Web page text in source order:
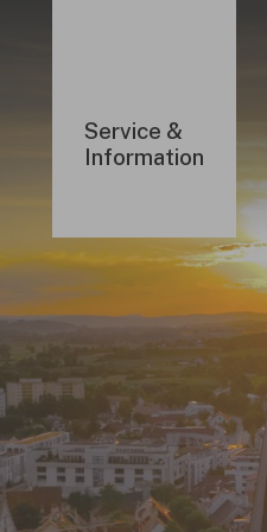
Service &
Information